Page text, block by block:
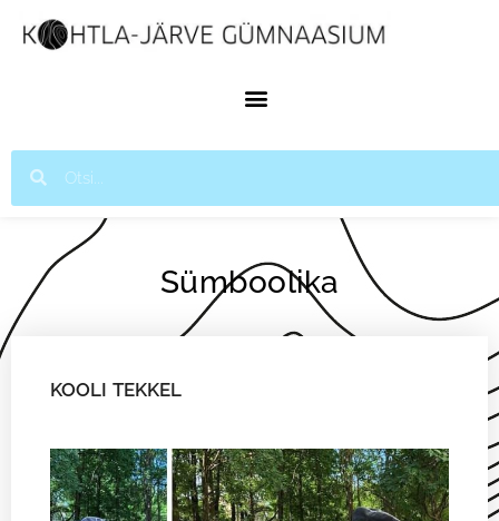
Sümboolika
KOOLI TEKKEL